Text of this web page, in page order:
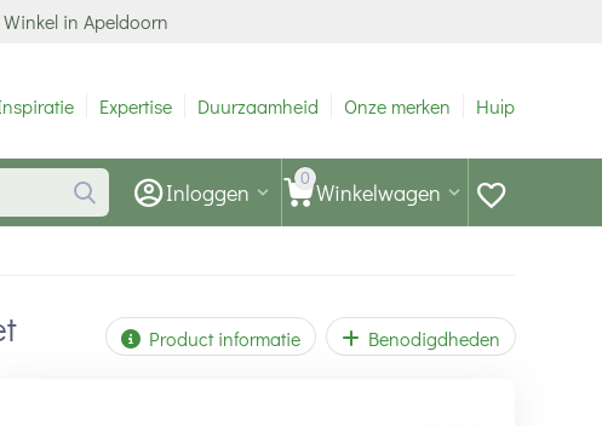
in Apeldoorn
Expertise Duurzaamheid Onze merken Hulp
0 Winkelwagen
Inloggen
Product informatie Benodigdheden